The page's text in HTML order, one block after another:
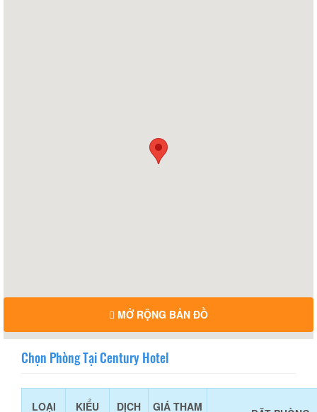
MỞ RỘNG BẢN ĐỒ
Chọn Phòng Tại Century Hotel
LOẠI
KIỂU
DỊCH
GIÁ THAM